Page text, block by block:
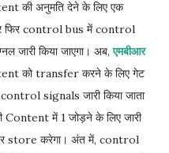
की अनुमति देने के लिए एक
फिर control bus में control
जारी किया जाएगा। अब, एमबीआर
को transfer करने के लिए गेट
signals जारी किया जाता
में 1 जोड़ने के लिए जारी
store करेगा। अंत में, control